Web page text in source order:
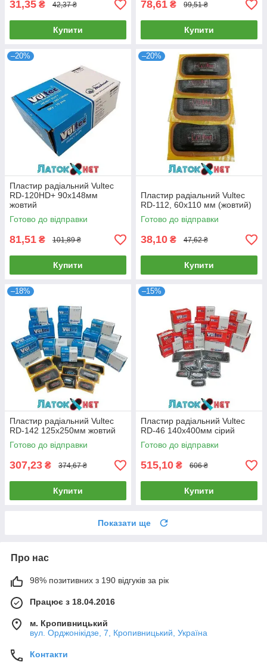
31,35 ₴ 42,37 ₴
Купити
78,61 ₴ 99,51 ₴
Купити
–20%
Пластир радіальний Vultec
RD-120HD+ 90х148мм
жовтий
Готово до відправки
81,51 ₴ 101,89 ₴
Купити
–20%
Пластир радіальний Vultec
RD-112, 60х110 мм (жовтий)
Готово до відправки
38,10 ₴ 47,62 ₴
Купити
–18%
Пластир радіальний Vultec
RD-142 125х250мм жовтий
Готово до відправки
307,23 ₴ 374,67 ₴
Купити
–15%
Пластир радіальний Vultec
RD-46 140х400мм сірий
Готово до відправки
515,10 ₴ 606 ₴
Купити
Показати ще
Про нас
98% позитивних з 190 відгуків за рік
Працює з 18.04.2016
м. Кропивницький
вул. Орджонікідзе, 7, Кропивницький, Україна
Контакти